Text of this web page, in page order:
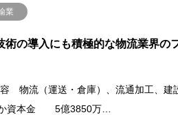
業
術の導入にも積極的な物流業界の
流（運送・倉庫）、流通加工、建
か資本金 5億3850万…